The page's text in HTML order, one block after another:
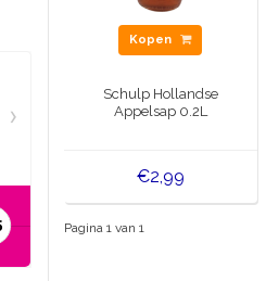
Kopen
Schulp Hollandse
Appelsap 0.2L
€2,99
Pagina 1 van 1